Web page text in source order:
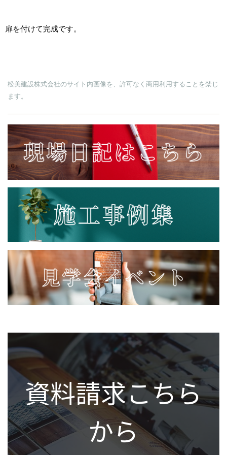
扉を付けて完成です。
松美建設株式会社のサイト内画像を、許可なく商用利用することを禁じ
ます。
資料請求こちら
から